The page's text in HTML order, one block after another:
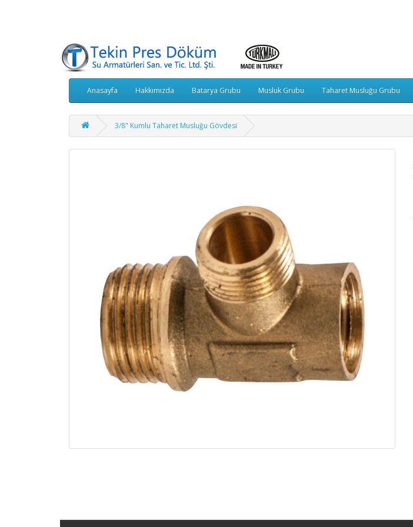
Anasayfa Hakkımızda Batarya Grubu Musluk Grubu Taharet Musluğu Grubu
3/8" Kumlu Taharet Musluğu Gövdesi